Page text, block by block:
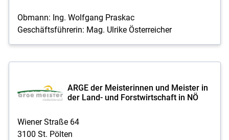
Obmann: Ing. Wolfgang Praskac
Geschäftsführerin: Mag. Ulrike Österreicher
ARGE der Meisterinnen und Meister in
der Land- und Forstwirtschaft in NÖ
Wiener Straße 64
3100 St. Pölten